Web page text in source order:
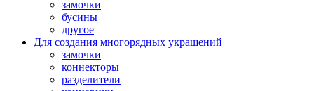
замочки
бусины
другое
Для создания многорядных украшений
замочки
коннекторы
разделители